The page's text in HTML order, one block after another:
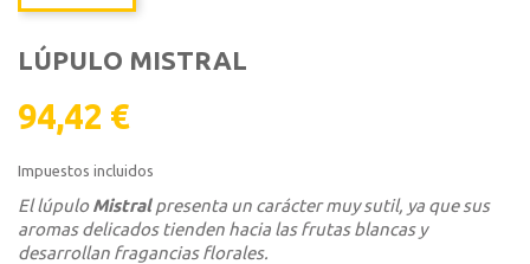
LÚPULO MISTRAL
94,42 €
Impuestos incluidos
El lúpuloMistralpresenta un carácter muy sutil, ya que sus
aromas delicados tienden hacia las frutas blancas y
desarrollan fragancias florales.